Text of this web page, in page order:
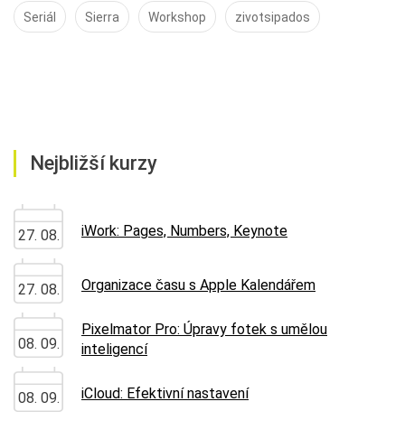
Seriál Sierra Workshop zivotsipados
Nejbližší kurzy
27. 08. iWork: Pages, Numbers, Keynote
27. 08. Organizace času s Apple Kalendářem
08. 09.
Pixelmator Pro: Úpravy fotek s umělou
inteligencí
08. 09. iCloud: Efektivní nastavení